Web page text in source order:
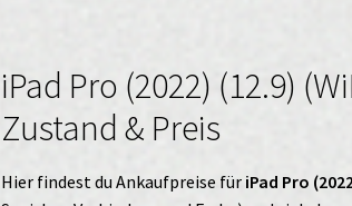
iPad Pro (2022) (12.9)
Zustand & Preis
Hier findest du Ankaufpreise für iPad Pro